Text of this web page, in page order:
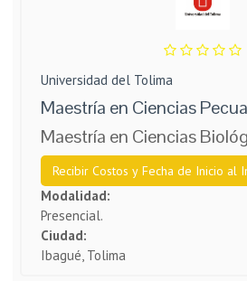
Universidad del Tolima
Maestría en Ciencias
Maestría en Ciencias
Recibir Costos y Fecha de Inicio al
Modalidad:
Presencial.
Ciudad:
Ibagué, Tolima